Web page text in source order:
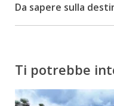
Da sapere sulla
Ti potrebbe